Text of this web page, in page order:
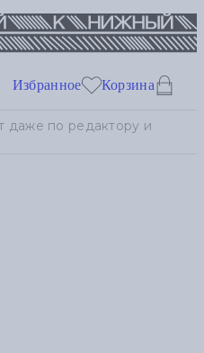
Избранное Корзина